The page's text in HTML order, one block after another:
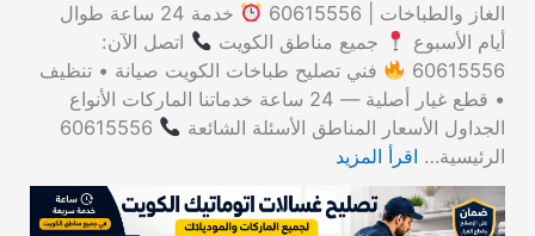
الغاز والطباخات | 60615556
خدمة 24 ساعة طوال
أيام الأسبوع
جميع مناطق الكويت
اتصل الآن:
60615556
فني تصليح طباخات الكويت صيانة • تنظيف
• قطع غيار أصلية — 24 ساعة خدماتنا الماركات الأنواع
الجداول الأسعار المناطق الأسئلة الشائعة
60615556
الرئيسية… اقرأ المزيد